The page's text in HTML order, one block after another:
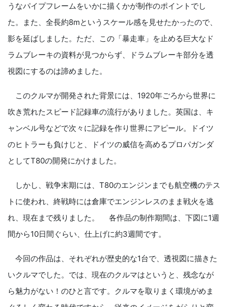
うなパイプフレームをいかに描くかが制作のポイントでし
た。また、全長約8mというスケール感を見せたかったので、
影を延ばしました。ただ、この「暴走車」を止める巨大なド
ラムブレーキの資料が見つからず、ドラムブレーキ部分を透
視図にするのは諦めました。
このクルマが開発された背景には、1920年ごろから世界に
吹き荒れたスピード記録車の流行がありました。英国は、キ
ャンベル号などで次々に記録を作り世界にアピール。ドイツ
のヒトラーも負けじと、ドイツの威信を高めるプロパガンダ
としてT80の開発にかけました。
しかし、戦争末期には、T80のエンジンまでも航空機のテス
トに使われ、終戦時には倉庫でエンジンレスのまま戦火を逃
れ、現在まで残りました。 各作品の制作期間は、下図に1週
間から10日間ぐらい、仕上げに約3週間です。
今回の作品は、それぞれが歴史的な1台で、透視図に描きた
いクルマでした。では、現在のクルマはというと、残念なが
ら魅力がない！のひと言です。クルマを取りまく環境がめま